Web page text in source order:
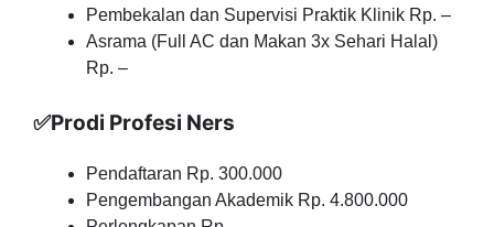
Pembekalan dan Supervisi Praktik Klinik Rp. –
Asrama (Full AC dan Makan 3x Sehari Halal)
Rp. –
✅Prodi Profesi Ners
Pendaftaran Rp. 300.000
Pengembangan Akademik Rp. 4.800.000